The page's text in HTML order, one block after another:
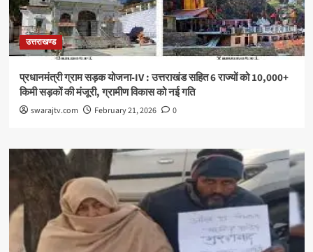
उत्तराखण्ड
प्रधानमंत्री ग्राम सड़क योजना-IV : उत्तराखंड सहित 6 राज्यों को 10,000+
किमी सड़कों की मंजूरी, ग्रामीण विकास को नई गति
swarajtv.com February 21, 2026 0